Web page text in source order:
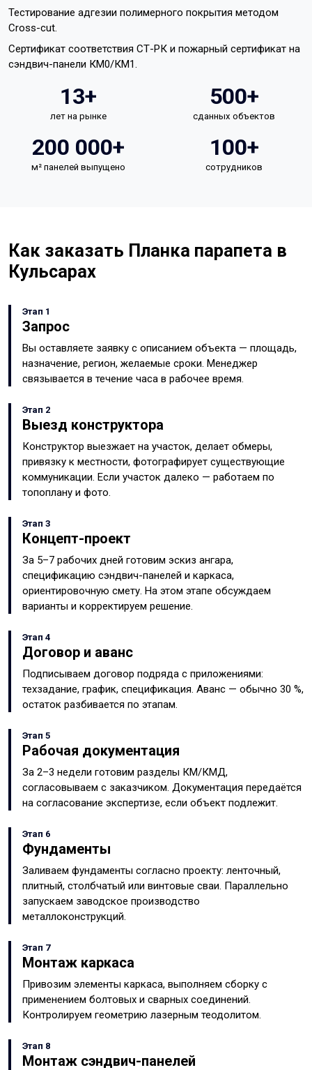
Тестирование адгезии полимерного покрытия методом
Cross-cut.
Сертификат соответствия СТ-РК и пожарный сертификат на
сэндвич-панели КМ0/КМ1.
13+
лет на рынке
500+
сданных объектов
200 000+
м² панелей выпущено
100+
сотрудников
Как заказать Планка парапета в
Кульсарах
Этап 1
Запрос
Вы оставляете заявку с описанием объекта — площадь,
назначение, регион, желаемые сроки. Менеджер
связывается в течение часа в рабочее время.
Этап 2
Выезд конструктора
Конструктор выезжает на участок, делает обмеры,
привязку к местности, фотографирует существующие
коммуникации. Если участок далеко — работаем по
топоплану и фото.
Этап 3
Концепт-проект
За 5–7 рабочих дней готовим эскиз ангара,
спецификацию сэндвич-панелей и каркаса,
ориентировочную смету. На этом этапе обсуждаем
варианты и корректируем решение.
Этап 4
Договор и аванс
Подписываем договор подряда с приложениями:
техзадание, график, спецификация. Аванс — обычно 30 %,
остаток разбивается по этапам.
Этап 5
Рабочая документация
За 2–3 недели готовим разделы КМ/КМД,
согласовываем с заказчиком. Документация передаётся
на согласование экспертизе, если объект подлежит.
Этап 6
Фундаменты
Заливаем фундаменты согласно проекту: ленточный,
плитный, столбчатый или винтовые сваи. Параллельно
запускаем заводское производство
металлоконструкций.
Этап 7
Монтаж каркаса
Привозим элементы каркаса, выполняем сборку с
применением болтовых и сварных соединений.
Контролируем геометрию лазерным теодолитом.
Этап 8
Монтаж сэндвич-панелей